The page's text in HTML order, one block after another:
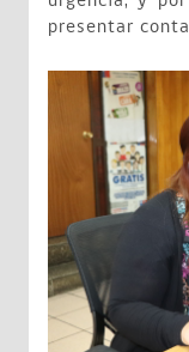
presentar